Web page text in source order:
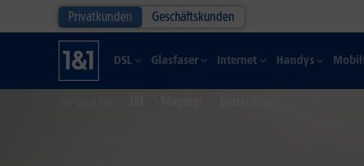
Privatkunden Geschäftskunden
DSL Glasfaser Internet Handys